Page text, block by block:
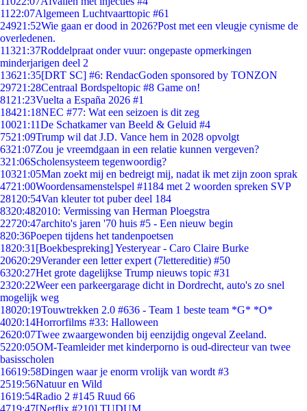
11 22:07Algemeen Luchtvaarttopic #61
24921:52Wie gaan er dood in 2026?Post met een vleugje cynisme de
overledenen.
11321:37Roddelpraat onder vuur: ongepaste opmerkingen
minderjarigen deel 2
13621:35[DRT SC] #6: RendacGoden sponsored by TONZON
29721:28Centraal Bordspeltopic #8 Game on!
81 21:23Vuelta a España 2026 #1
18421:18NEC #77: Wat een seizoen is dit zeg
10021:11De Schatkamer van Beeld & Geluid #4
7521:09Trump wil dat J.D. Vance hem in 2028 opvolgt
6321:07Zou je vreemdgaan in een relatie kunnen vergeven?
321:06Scholensysteem tegenwoordig?
10321:05Man zoekt mij en bedreigt mij, nadat ik met zijn zoon sprak
4721:00Woordensamenstelspel #1184 met 2 woorden spreken SVP
281 20:54Van kleuter tot puber deel 184
8320:482010: Vermissing van Herman Ploegstra
22720:47archito's jaren '70 huis #5 - Een nieuw begin
820:36Poepen tijdens het tandenpoetsen
1820:31 [Boekbespreking] Yesteryear - Caro Claire Burke
20620:29Verander een letter expert (7lettereditie) #50
6320:27Het grote dagelijkse Trump nieuws topic #31
2320:22Weer een parkeergarage dicht in Dordrecht, auto's zo snel
mogelijk weg
18020:19Touwtrekken 2.0 #636 - Team 1 beste team *G* *O*
4020:14Horrorfilms #33: Halloween
2620:07Twee zwaargewonden bij eenzijdig ongeval Zeeland.
5220:05OM-Teamleider met kinderporno is oud-directeur van twee
basisscholen
16619:58Dingen waar je enorm vrolijk van wordt #3
2519:56Natuur en Wild
1619:54Radio 2 #145 Ruud 66
4719:47[Netflix #210] TUDUM